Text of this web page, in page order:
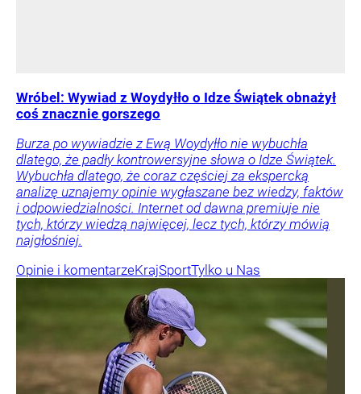
Wróbel: Wywiad z Woydyłło o Idze Świątek obnażył
coś znacznie gorszego
Burza po wywiadzie z Ewą Woydyłło nie wybuchła
dlatego, że padły kontrowersyjne słowa o Idze Świątek.
Wybuchła dlatego, że coraz częściej za ekspercką
analizę uznajemy opinie wygłaszane bez wiedzy, faktów
i odpowiedzialności. Internet od dawna premiuje nie
tych, którzy wiedzą najwięcej, lecz tych, którzy mówią
najgłośniej.
Opinie i komentarzeKrajSportTylko u Nas